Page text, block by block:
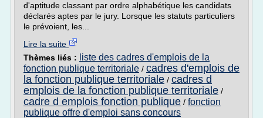
d'aptitude classant par ordre alphabétique les candidats
déclarés aptes par le jury. Lorsque les statuts particuliers
le prévoient, les...
Lire la suite
Thèmes liés :
liste des cadres d'emplois de la
fonction publique territoriale / cadres d'emplois de
la fonction publique territoriale / cadres d
emplois de la fonction publique territoriale /
cadre d emplois fonction publique / fonction
publique offre d'emploi sans concours